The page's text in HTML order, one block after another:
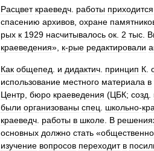
Расцвет краеведч работы приходится
спасению архивов охране
рых к 1929 насчитывалось ок 2 тыс
краеведения», к-рые редактировали
Как общепед и дидактич принцип К
использование местного материала в
Центр бюро краеведения (ЦБК; созд
были организованы спец школьно-
краеведч работы в школе В
основных должно стать «общественно
изучение вопросов переходит в